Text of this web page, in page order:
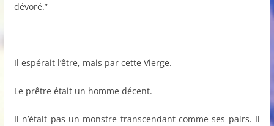
dévoré.”
Il espérait l’être, mais par cette Vierge.
Le prêtre était un homme décent.
Il n’était pas un monstre transcendant comme ses pairs. Il